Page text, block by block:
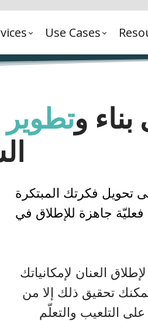
Use Cases
و
تحويل فكرتك المبتكرة
فعليّة جاهزة للإطلاق في
العنان لإمكانياتك
تحقيق ذلك إلا من
التلعيب والتعلّم